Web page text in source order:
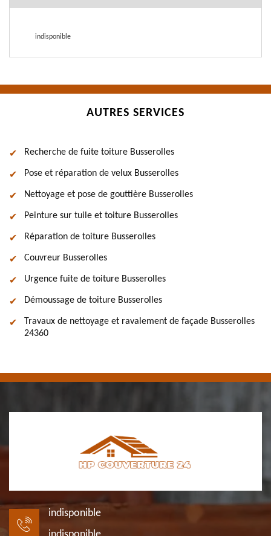
indisponible
AUTRES SERVICES
Recherche de fuite toiture Busserolles
Pose et réparation de velux Busserolles
Nettoyage et pose de gouttière Busserolles
Peinture sur tuile et toiture Busserolles
Réparation de toiture Busserolles
Couvreur Busserolles
Urgence fuite de toiture Busserolles
Démoussage de toiture Busserolles
Travaux de nettoyage et ravalement de façade Busserolles
24360
indisponible